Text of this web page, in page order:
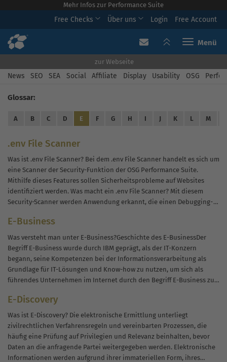
Mehr Infos zur Performance Suite
Free Checks Über uns Login Free Account
Toggle
zur Webseite
News SEO SEA Social Affiliate Display Usability OSG
Glossar:
A B C D E F G H I J K L M
.env File Scanner
Was ist .env File Scanner? Bei dem .env File Scanner handelt es sich um
eine Scanner der Security-Funktion der OSG Performance Suite.
Mithilfe dieses Features sollen Sicherheitsprobleme auf Websites
identifiziert werden. Was macht ein .env File Scanner? Mit diesem
Security-Scanner werden Anwendung erkannt, die einen Debugging-
E-Business
Was versteht man unter E-Business?Geschichte des E-BusinessDer
Begriff E-Business wurde durch IBM geprägt, als der IT-Konzern
begann, seine Kompetenzen bei der Informationsverarbeitung als
Grundlage für IT-Lösungen und Know-how zu nutzen, um sich als
führendes Unternehmen im Internet durch den Begriff E-Business zu
E-Discovery
Was ist E-Discovery? Die elektronische Ermittlung unterliegt
zivilrechtlichen Verfahrensregeln und vereinbarten Prozessen, die
häufig eine Prüfung auf Privilegien und Relevanz beinhalten, bevor
Daten an die anfragende Partei weitergegeben werden. Elektronische
Informationen werden aufgrund ihrer immateriellen Form, ihres